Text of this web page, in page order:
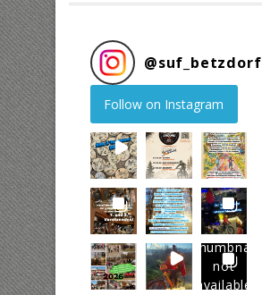
@suf_betzdorf
Follow on Instagram
Thumbnail
not
available